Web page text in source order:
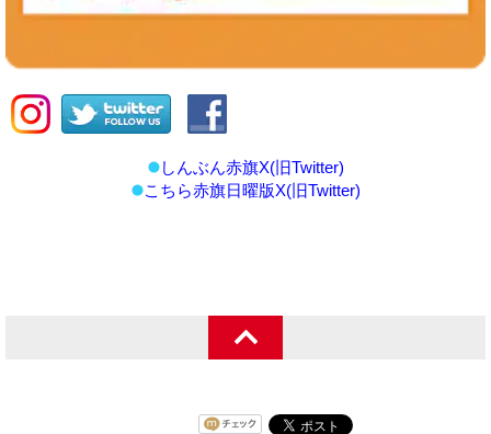
しんぶん赤旗X(旧Twitter)
こちら赤旗日曜版X(旧Twitter)